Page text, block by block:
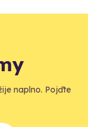
naplno. Pojďte